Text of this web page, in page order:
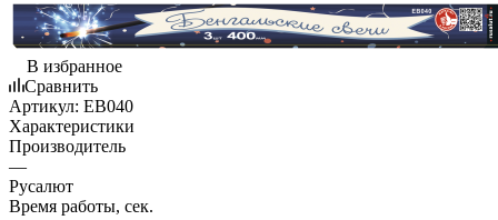
В избранное
Сравнить
Артикул: EB040
Характеристики
Производитель
—
Русалют
Время работы, сек.